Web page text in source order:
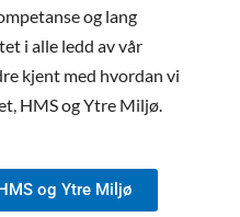
og lang
i alle ledd av vår
kjent med hvordan vi
HMS og Ytre Miljø.
og Ytre Miljø